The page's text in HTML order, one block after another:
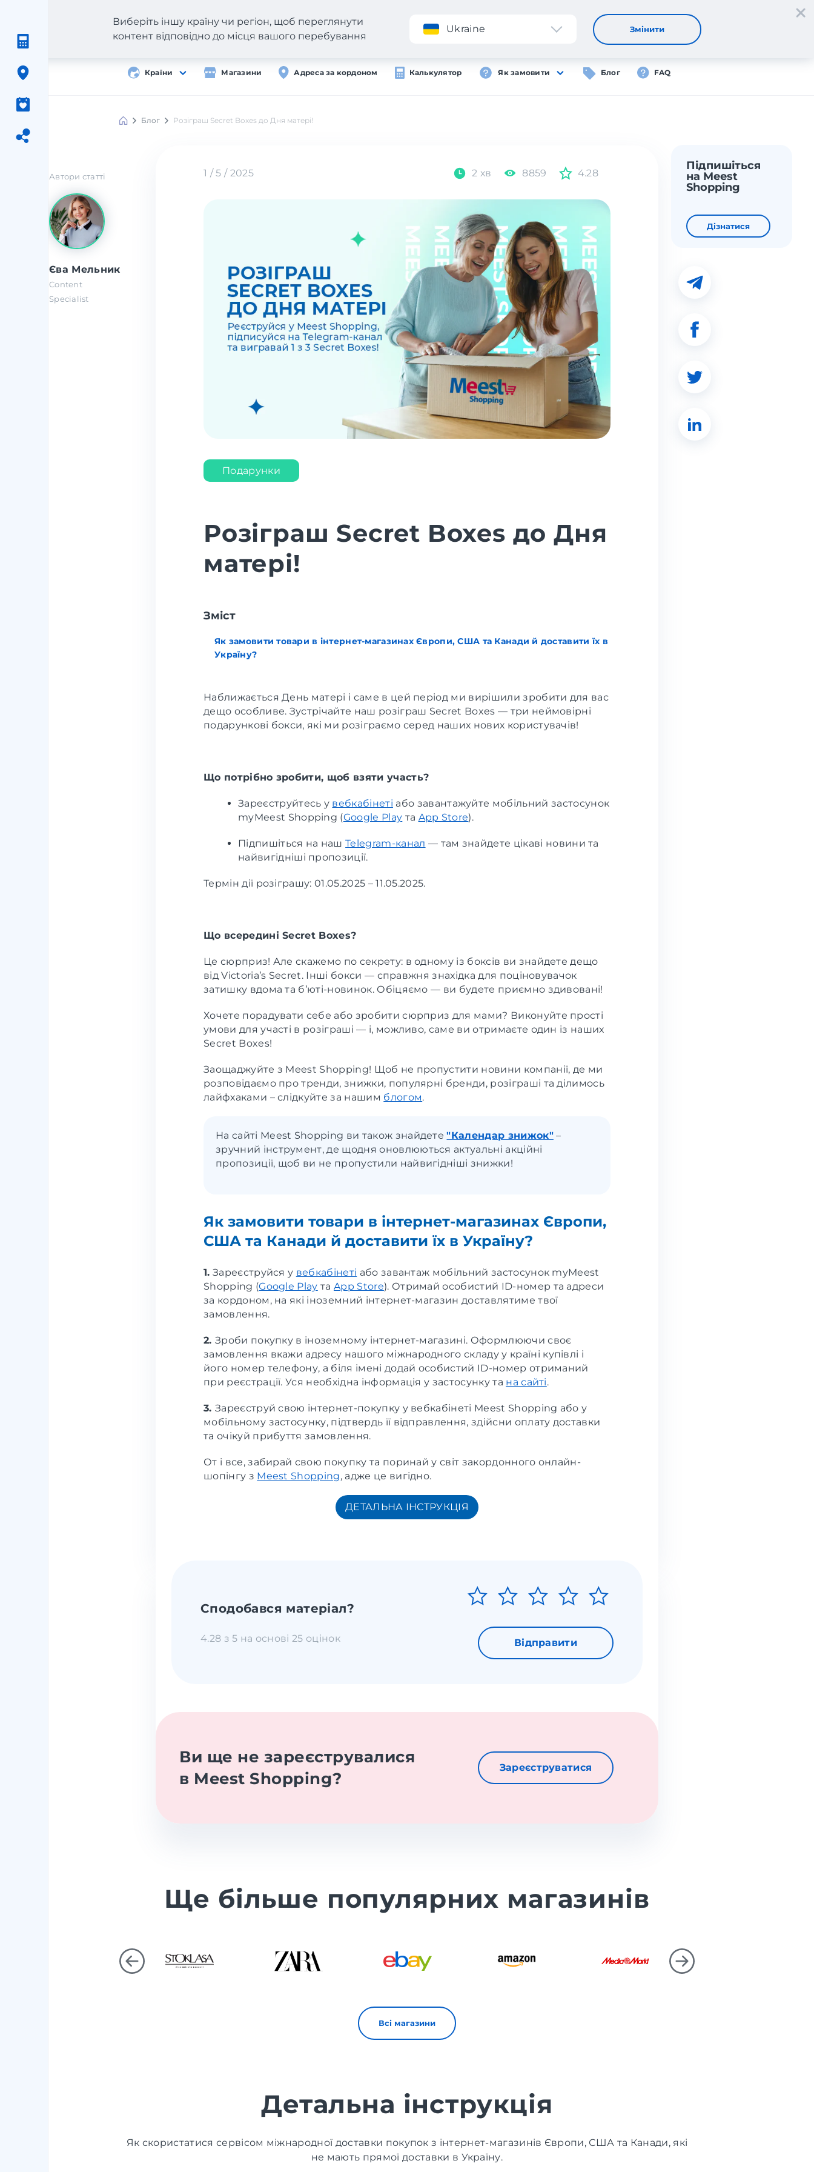
Додаток Реєстрація Вхід
Країни Магазини Адреса за кордоном Калькулятор Як замовити Блог FAQ
Виберіть іншу країну чи регіон, щоб переглянути
контент відповідно до місця вашого перебування
Ukraine Змінити
Блог Розіграш Secret Boxes до Дня матері!
1 / 5 / 2025 2 хв 8859 4.28
Автори статті
Єва Мельник
Content
Specialist
Підпишіться
на Meest
Shopping
Дізнатися
Подарунки
Розіграш Secret Boxes до Дня
матері!
Зміст
Як замовити товари в інтернет-магазинах Європи, США та Канади й доставити їх в
Україну?
Наближається День матері і саме в цей період ми вирішили зробити для вас
дещо особливе. Зустрічайте наш розіграш Secret Boxes — три неймовірні
подарункові бокси, які ми розіграємо серед наших нових користувачів!
Що потрібно зробити, щоб взяти участь?
Зареєструйтесь у вебкабінеті або завантажуйте мобільний застосунок
myMeest Shopping (Google Play та App Store).
Підпишіться на нашTelegram-канал — там знайдете цікаві новини та
найвигідніші пропозиції.
Термін дії розіграшу: 01.05.2025 – 11.05.2025.
Що всередині Secret Boxes?
Це сюрприз! Але скажемо по секрету: в одному із боксів ви знайдете дещо
від Victoria’s Secret. Інші бокси — справжня знахідка для поціновувачок
затишку вдома та б’юті-новинок. Обіцяємо — ви будете приємно здивовані!
Хочете порадувати себе або зробити сюрприз для мами? Виконуйте прості
умови для участі в розіграші — і, можливо, саме ви отримаєте один із наших
Secret Boxes!
Заощаджуйте з Meest Shopping! Щоб не пропустити новини компанії, де ми
розповідаємо про тренди, знижки, популярні бренди, розіграші та ділимось
лайфхаками – слідкуйте за нашим блогом.
На сайті Meest Shopping ви також знайдете"Календар знижок"–
зручний інструмент, де щодня оновлюються актуальні акційні
пропозиції, щоб ви не пропустили найвигідніші знижки!
Як замовити товари в інтернет-магазинах Європи,
США та Канади й доставити їх в Україну?
1. Зареєструйся у вебкабінеті або завантаж мобільний застосунок myMeest
Shopping (Google Play таApp Store). Отримай особистий ID-номер та адреси
за кордоном, на які іноземний інтернет-магазин доставлятиме твої
замовлення.
2. Зроби покупку в іноземному інтернет-магазині. Оформлюючи своє
замовлення вкажи адресу нашого міжнародного складу у країні купівлі і
його номер телефону, а біля імені додай особистий ID-номер отриманий
при реєстрації. Уся необхідна інформація у застосунку та на сайті.
3. Зареєструй свою інтернет-покупку у вебкабінеті Meest Shopping або у
мобільному застосунку, підтвердь її відправлення, здійсни оплату доставки
та очікуй прибуття замовлення.
От і все, забирай свою покупку та поринай у світ закордонного онлайн-
шопінгу з Meest Shopping, адже це вигідно.
ДЕТАЛЬНА ІНСТРУКЦІЯ
Сподобався матеріал?
4.28 з 5 на основі 25 оцінок Відправити
Ви ще не зареєструвалися
в Meest Shopping?
Зареєструватися
Ще більше популярних магазинів
Всі магазини
Детальна інструкція
Як скористатися сервісом міжнародної доставки покупок з інтернет-магазинів Європи, США та Канади, які
не мають прямої доставки в Україну.